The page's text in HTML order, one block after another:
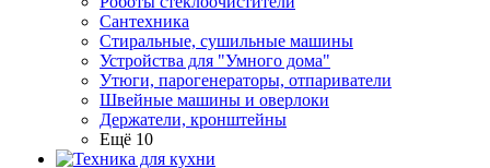
Сантехника
Стиральные, сушильные машины
Устройства для "Умного дома"
Утюги, парогенераторы, отпариватели
Швейные машины и оверлоки
Держатели, кронштейны
Ещё 10